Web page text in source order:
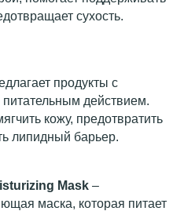
сухость.
продукты с
действием.
кожу, предотвратить
липидный барьер.
Mask –
маска, которая питает